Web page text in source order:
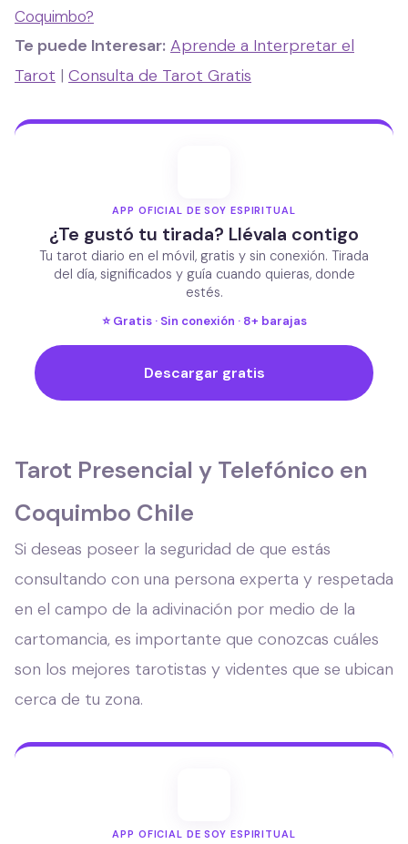
Coquimbo?
Te puede Interesar: Aprende a Interpretar el
Tarot | Consulta de Tarot Gratis
APP OFICIAL DE SOY ESPIRITUAL
¿Te gustó tu tirada? Llévala contigo
Tu tarot diario en el móvil, gratis y sin conexión. Tirada
del día, significados y guía cuando quieras, donde
estés.
⭐ Gratis · Sin conexión · 8+ barajas
Descargar gratis
Tarot Presencial y Telefónico en
Coquimbo Chile
Si deseas poseer la seguridad de que estás
consultando con una persona experta y respetada
en el campo de la adivinación por medio de la
cartomancia, es importante que conozcas cuáles
son los mejores tarotistas y videntes que se ubican
cerca de tu zona.
APP OFICIAL DE SOY ESPIRITUAL